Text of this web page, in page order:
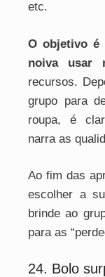
etc.
O objetivo é
noiva usar
recursos.
grupo para
roupa, é
narra as
Ao fim das
escolher a
brinde ao
para as
24. Bolo